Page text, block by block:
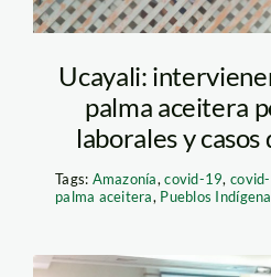
Ucayali:
palma aceitera
laborales y
Tags: Amazonía,covid-19,
palma aceitera, Pueblos